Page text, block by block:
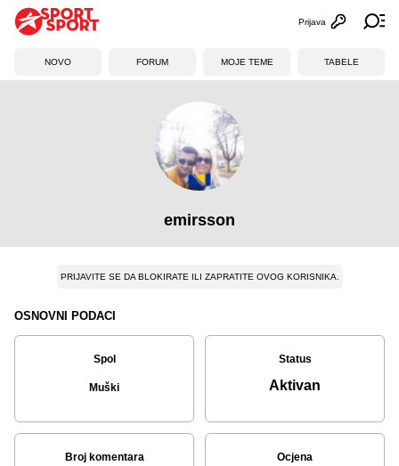
Otvori
Prijava
NOVO FORUM MOJE TEME TABELE
emirsson
PRIJAVITE SE DA BLOKIRATE ILI ZAPRATITE OVOG KORISNIKA.
OSNOVNI PODACI
Spol
Muški
Status
Aktivan
Broj komentara Ocjena